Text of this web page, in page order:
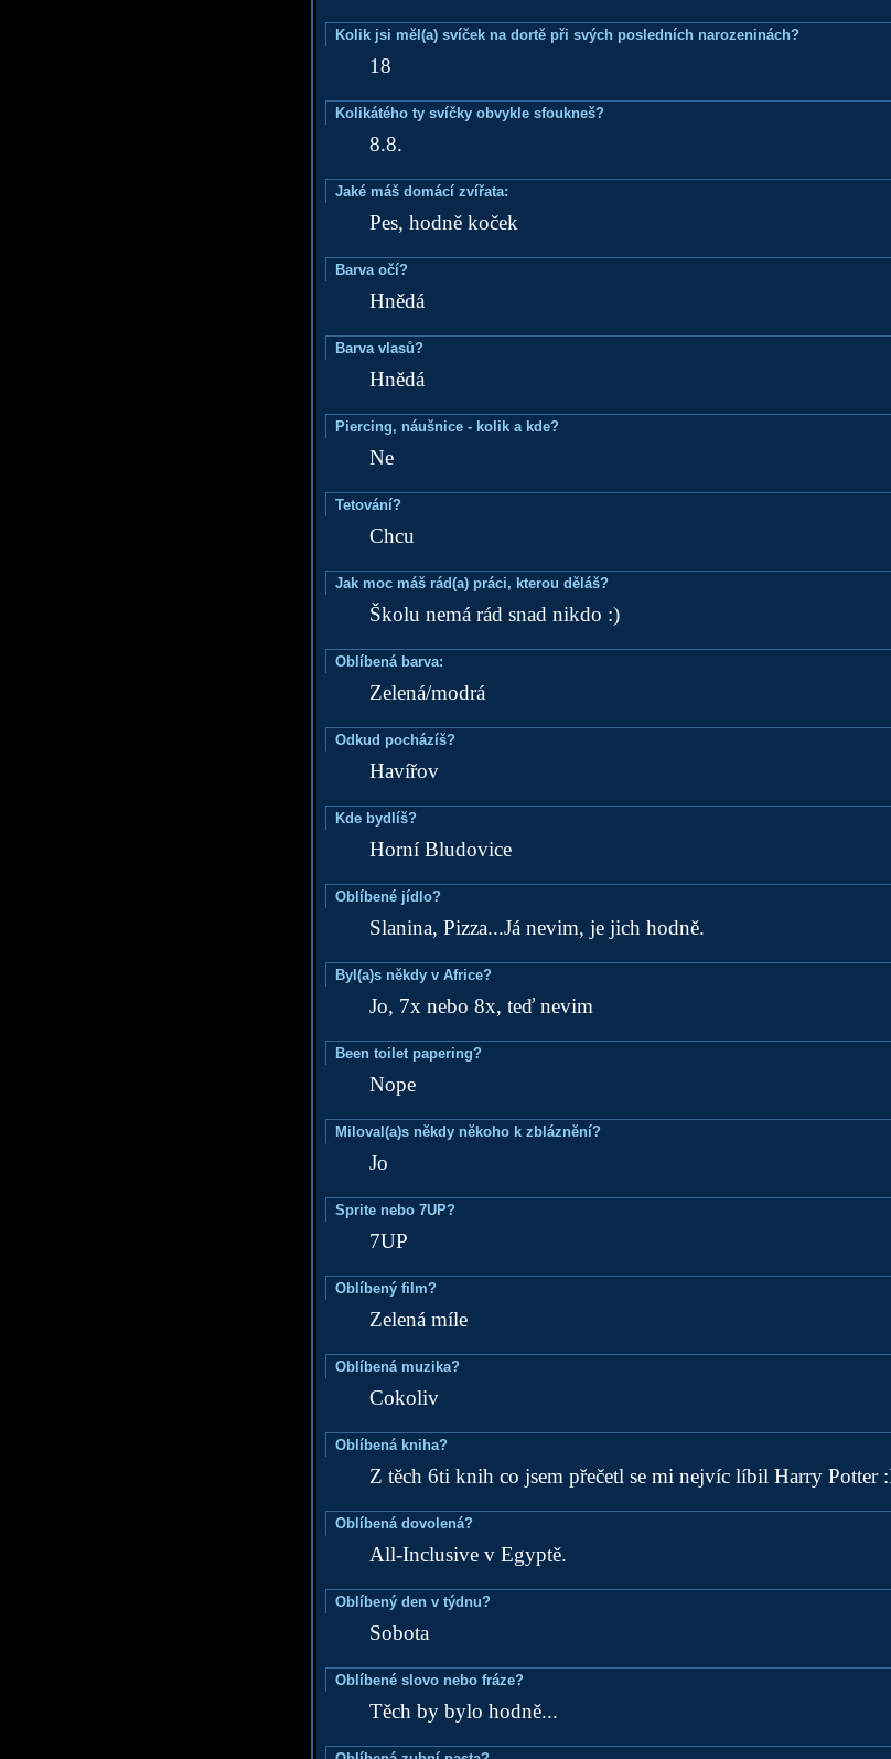
Kolik jsi měl(a) svíček na dortě při svých posledních narozeninách?
18
Kolikátého ty svíčky obvykle sfoukneš?
8.8.
Jaké máš domácí zvířata:
Pes, hodně koček
Barva očí?
Hnědá
Barva vlasů?
Hnědá
Piercing, náušnice - kolik a kde?
Ne
Tetování?
Chcu
Jak moc máš rád(a) práci, kterou děláš?
Školu nemá rád snad nikdo :)
Oblíbená barva:
Zelená/modrá
Odkud pocházíš?
Havířov
Kde bydlíš?
Horní Bludovice
Oblíbené jídlo?
Slanina, Pizza...Já nevim, je jich hodně.
Byl(a)s někdy v Africe?
Jo, 7x nebo 8x, teď nevim
Been toilet papering?
Nope
Miloval(a)s někdy někoho k zbláznění?
Jo
Sprite nebo 7UP?
7UP
Oblíbený film?
Zelená míle
Oblíbená muzika?
Cokoliv
Oblíbená kniha?
Z těch 6ti knih co jsem přečetl se mi nejvíc líbil Harry Potter
Oblíbená dovolená?
All-Inclusive v Egyptě.
Oblíbený den v týdnu?
Sobota
Oblíbené slovo nebo fráze?
Těch by bylo hodně...